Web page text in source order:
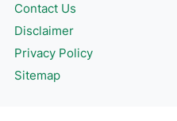
Contact Us
Disclaimer
Privacy Policy
Sitemap